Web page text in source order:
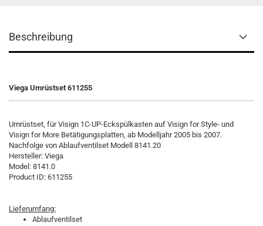
Beschreibung
Viega Umrüstset 611255
Umrüstset, für Visign 1C-UP-Eckspülkasten auf Visign for Style- und
Visign for More Betätigungsplatten, ab Modelljahr 2005 bis 2007.
Nachfolge von Ablaufventilset Modell 8141.20
Hersteller: Viega
Model: 8141.0
Product ID: 611255
Lieferumfang:
Ablaufventilset